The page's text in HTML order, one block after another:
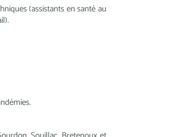
(assistants en santé au